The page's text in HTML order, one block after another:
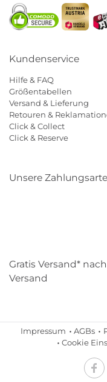
Kundenservice
Hilfe & FAQ
Größentabellen
Versand & Lieferung
Retouren &
Click & Collect
Click & Reserve
Unsere
Gratis Versand*
Versand
Impressum AGBs
Cookie